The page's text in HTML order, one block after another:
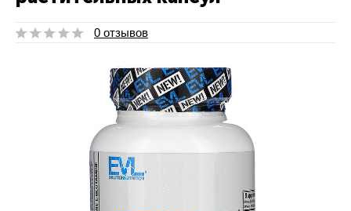
0 отзывов